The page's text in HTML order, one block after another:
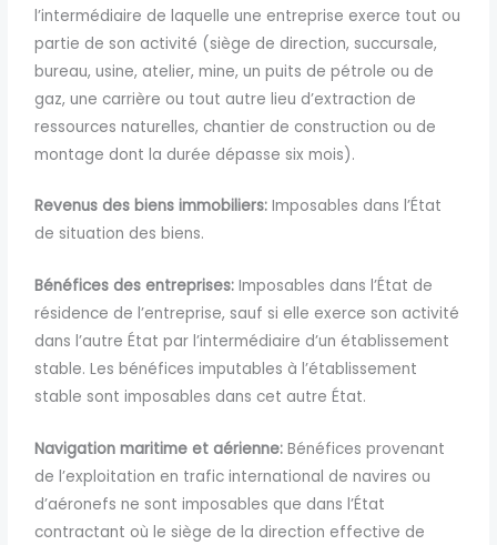
l’intermédiaire de laquelle une entreprise exerce tout ou
partie de son activité (siège de direction, succursale,
bureau, usine, atelier, mine, un puits de pétrole ou de
gaz, une carrière ou tout autre lieu d’extraction de
ressources naturelles, chantier de construction ou de
montage dont la durée dépasse six mois).
Revenus des biens immobiliers: Imposables dans l’État
de situation des biens.
Bénéfices des entreprises: Imposables dans l’État de
résidence de l’entreprise, sauf si elle exerce son activité
dans l’autre État par l’intermédiaire d’un établissement
stable. Les bénéfices imputables à l’établissement
stable sont imposables dans cet autre État.
Navigation maritime et aérienne: Bénéfices provenant
de l’exploitation en trafic international de navires ou
d’aéronefs ne sont imposables que dans l’État
contractant où le siège de la direction effective de